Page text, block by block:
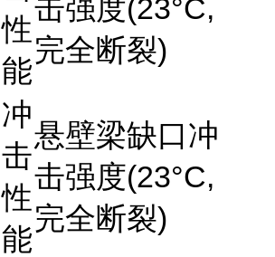
性
能
击强度(23°C,
完全断裂)
冲
击
性
能
悬壁梁缺口冲
击强度(23°C,
完全断裂)